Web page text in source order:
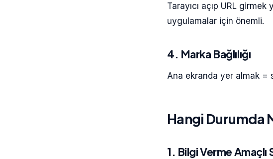
Tarayıcı açıp URL
uygulamalar için önemli.
4. Marka Bağlılığı
Ana ekranda yer almak =
Hangi Durumda
1. Bilgi Verme Amaçlı